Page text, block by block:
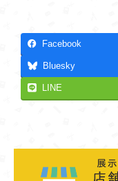
Facebook
Bluesky
LINE